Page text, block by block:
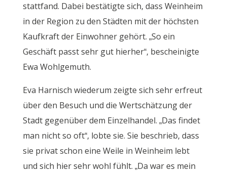
stattfand. Dabei bestätigte sich, dass Weinheim
in der Region zu den Städten mit der höchsten
Kaufkraft der Einwohner gehört. „So ein
Geschäft passt sehr gut hierher“, bescheinigte
Ewa Wohlgemuth.
Eva Harnisch wiederum zeigte sich sehr erfreut
über den Besuch und die Wertschätzung der
Stadt gegenüber dem Einzelhandel. „Das findet
man nicht so oft“, lobte sie. Sie beschrieb, dass
sie privat schon eine Weile in Weinheim lebt
und sich hier sehr wohl fühlt. „Da war es mein